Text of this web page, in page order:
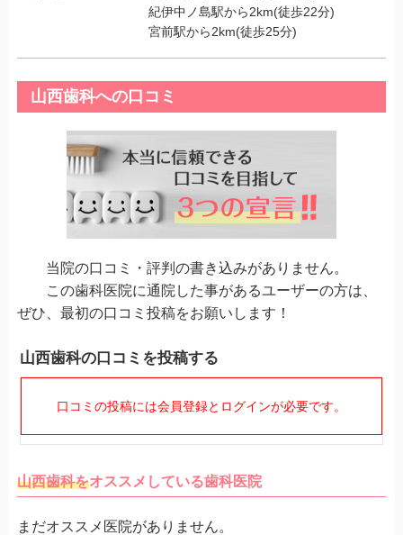
紀伊中ノ島駅から2km(徒歩22分)
宮前駅から2km(徒歩25分)
山西歯科への口コミ
当院の口コミ・評判の書き込みがありません。
この歯科医院に通院した事があるユーザーの方は、
ぜひ、最初の口コミ投稿をお願いします！
山西歯科の口コミを投稿する
口コミの投稿には会員登録とログインが必要です。
山西歯科をオススメしている歯科医院
まだオススメ医院がありません。